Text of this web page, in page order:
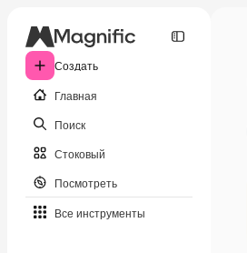
Создать
Главная
Поиск
Стоковый
Посмотреть
Все инструменты